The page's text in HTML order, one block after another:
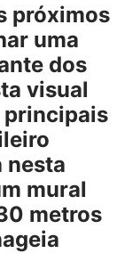
próximos
uma
dos
visual
principais
nesta
mural
metros